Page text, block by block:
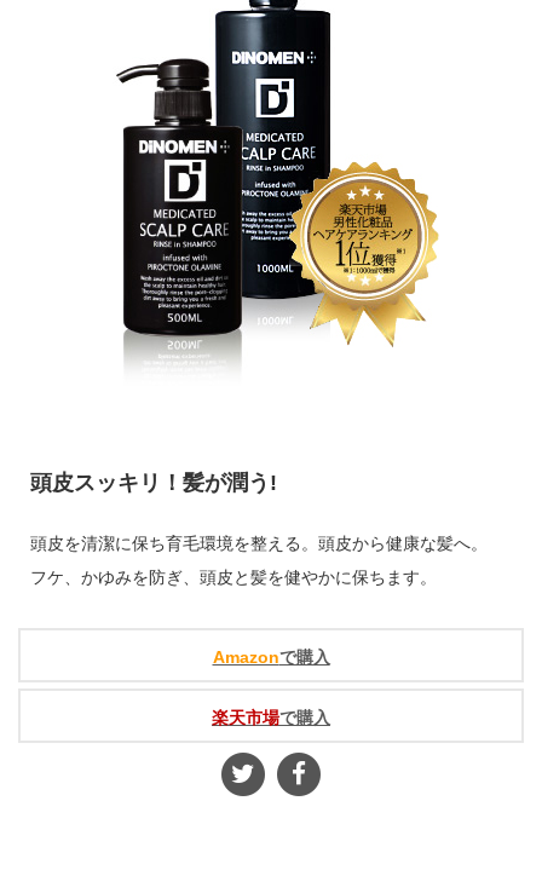
頭皮スッキリ！髪が潤う!
頭皮を清潔に保ち育毛環境を整える。頭皮から健康な髪へ。
フケ、かゆみを防ぎ、頭皮と髪を健やかに保ちます。
Amazonで購入
楽天市場で購入